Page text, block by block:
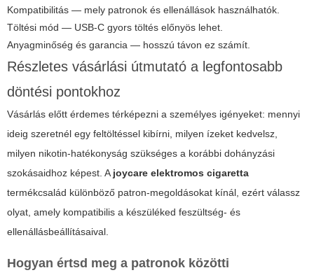
Kompatibilitás — mely patronok és ellenállások használhatók.
Töltési mód — USB-C gyors töltés előnyös lehet.
Anyagminőség és garancia — hosszú távon ez számít.
Részletes vásárlási útmutató a legfontosabb
döntési pontokhoz
Vásárlás előtt érdemes térképezni a személyes igényeket: mennyi
ideig szeretnél egy feltöltéssel kibírni, milyen ízeket kedvelsz,
milyen nikotin-hatékonyság szükséges a korábbi dohányzási
szokásaidhoz képest. A joycare elektromos cigaretta
termékcsalád különböző patron-megoldásokat kínál, ezért válassz
olyat, amely kompatibilis a készüléked feszültség- és
ellenállásbeállításaival.
Hogyan értsd meg a patronok közötti